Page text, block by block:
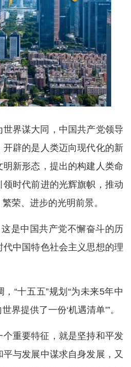
世界谋大同，中国共产党领导
开辟的是人类迈向现代化的新
新形态，提出的构建人类命
时代前进的光辉旗帜，推动
荣、进步的光明前景。
这是中国共产党不懈奋斗的历
中国特色社会主义思想的理
“十五五”规划“为未来5年中
界提供了一份‘机遇清单’”。
个重要特征，就是坚持和平发
与发展中谋求自身发展，又